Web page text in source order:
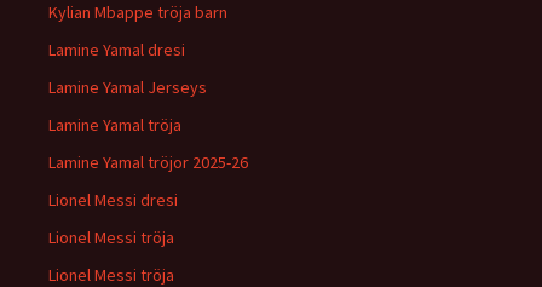
Kylian Mbappe tröja barn
Lamine Yamal dresi
Lamine Yamal Jerseys
Lamine Yamal tröja
Lamine Yamal tröjor 2025-26
Lionel Messi dresi
Lionel Messi tröja
Lionel Messi tröja